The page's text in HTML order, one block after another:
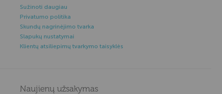
Sužinoti daugiau
Privatumo politika
Skundų nagrinėjimo tvarka
Slapukų nustatymai
Klientų atsiliepimų tvarkymo taisyklės
Naujienų užsakymas